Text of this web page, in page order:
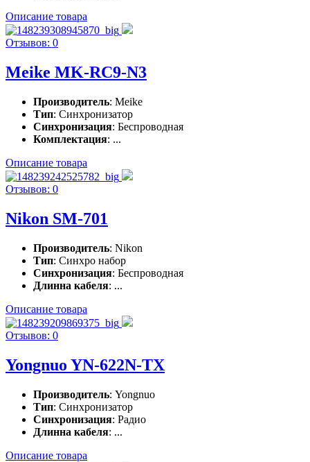
Описание товара
Отзывов: 0
Meike MK-RC9-N3
Производитель: Meike
Тип: Синхронизатор
Синхронизация: Беспроводная
Комплектация: ...
Описание товара
Отзывов: 0
Nikon SM-701
Производитель: Nikon
Тип: Синхро набор
Синхронизация: Беспроводная
Длинна кабеля: ...
Описание товара
Отзывов: 0
Yongnuo YN-622N-TX
Производитель: Yongnuo
Тип: Синхронизатор
Синхронизация: Радио
Длинна кабеля: ...
Описание товара